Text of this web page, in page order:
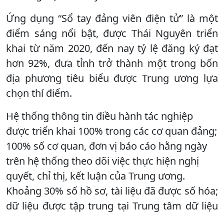
Ứng dụng “Sổ tay đảng viên điện tử” là một
điểm sáng nổi bật, được Thái Nguyên triển
khai từ năm 2020, đến nay tỷ lệ đăng ký đạt
hơn 92%, đưa tỉnh trở thành một trong bốn
địa phương tiêu biểu được Trung ương lựa
chọn thí điểm.
Hệ thống thông tin điều hành tác nghiệp
được triển khai 100% trong các cơ quan đảng;
100% số cơ quan, đơn vị báo cáo hằng ngày
trên hệ thống theo dõi việc thực hiện nghị
quyết, chỉ thị, kết luận của Trung ương.
Khoảng 30% số hồ sơ, tài liệu đã được số hóa;
dữ liệu được tập trung tại Trung tâm dữ liệu